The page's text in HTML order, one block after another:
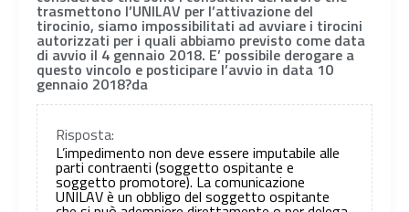
trasmettono l’UNILAV per l’attivazione del
tirocinio, siamo impossibilitati ad avviare i tirocini
autorizzati per i quali abbiamo previsto come data
di avvio il 4 gennaio 2018. E’ possibile derogare a
questo vincolo e posticipare l’avvio in data 10
gennaio 2018?da
Risposta:
L’impedimento non deve essere imputabile alle
parti contraenti (soggetto ospitante e
soggetto promotore). La comunicazione
UNILAV è un obbligo del soggetto ospitante